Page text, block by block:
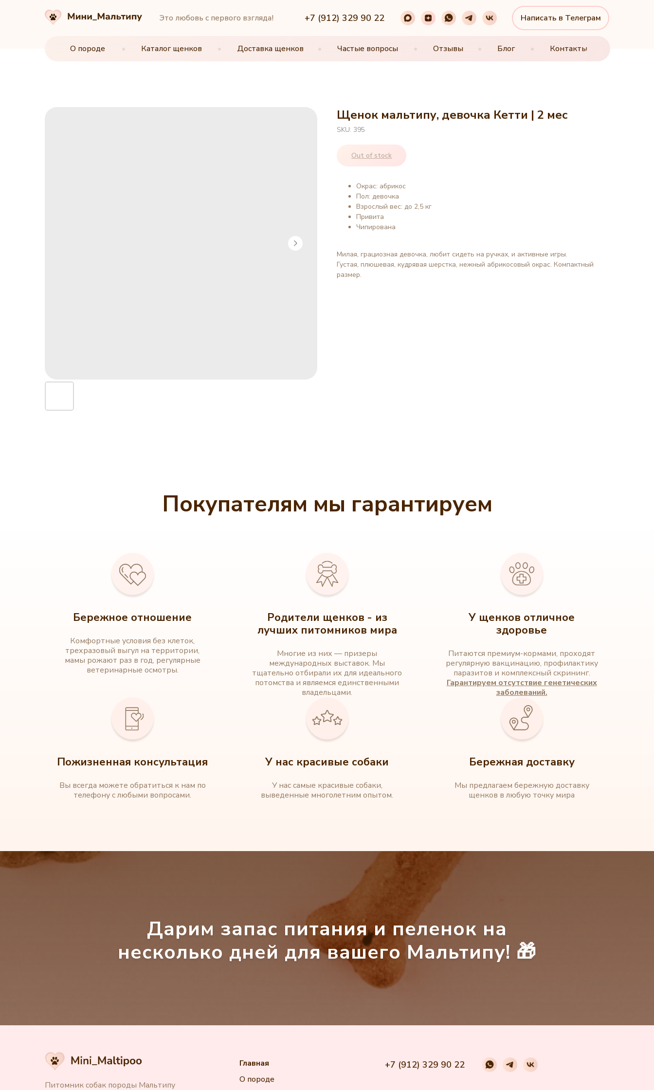
Написать в Телеграм
Это любовь с первого взгляда! +7 (912) 329 90 22
О породе Каталог щенков Доставка щенков Частые вопросы Отзывы Блог Контакты
• • • • • •
Написать в Телеграм
+7 (912) 329 90 22
О породе Каталог щенков Доставка щенков Частые вопросы Отзывы Блог Контакты
• • • • • •
Щенок мальтипу, девочка Кетти | 2 мес
SKU: 395
Out of stock
Окрас: абрикос
Пол: девочка
Взрослый вес: до 2,5 кг
Привита
Чипирована
Милая, грациозная девочка, любит сидеть на ручках, и активные игры.
Густая, плюшевая, кудрявая шерстка, нежный абрикосовый окрас. Компактный
размер.
Покупателям мы гарантируем
Бережное отношение
Комфортные условия без клеток,
трехразовый выгул на территории,
мамы рожают раз в год, регулярные
ветеринарные осмотры.
Родители щенков - из
лучших питомников мира
Многие из них — призеры
международных выставок. Мы
тщательно отбирали их для идеального
потомства и являемся единственными
владельцами.
У щенков отличное
здоровье
Питаются премиум-кормами, проходят
регулярную вакцинацию, профилактику
паразитов и комплексный скрининг.
Гарантируем отсутствие генетических
заболеваний.
Пожизненная консультация
Вы всегда можете обратиться к нам по
телефону с любыми вопросами.
У нас красивые собаки
У нас самые красивые собаки,
выведенные многолетним опытом.
Бережная доставку
Мы предлагаем бережную доставку
щенков в любую точку мира
Дарим запас питания и пеленок на
несколько дней для вашего Мальтипу! 🎁
+7 (912) 329 90 22
Питомник собак породы Мальтипу
Главная
О породе